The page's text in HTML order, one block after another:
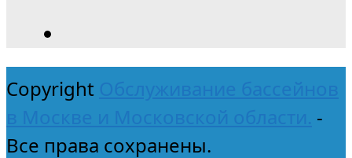
Copyright Обслуживание бассейнов
в Москве и Московской области. -
Все права сохранены.